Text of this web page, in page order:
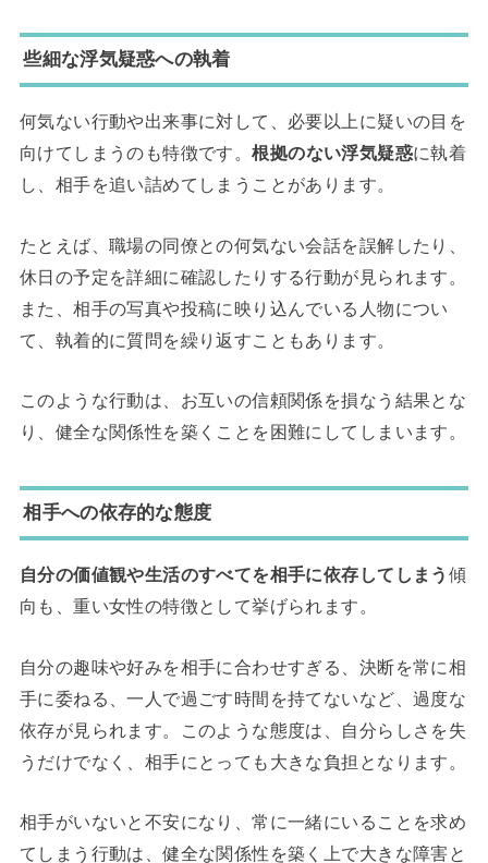
些細な浮気疑惑への執着
何気ない行動や出来事に対して、必要以上に疑いの目を
向けてしまうのも特徴です。根拠のない浮気疑惑に執着
し、相手を追い詰めてしまうことがあります。
たとえば、職場の同僚との何気ない会話を誤解したり、
休日の予定を詳細に確認したりする行動が見られます。
また、相手の写真や投稿に映り込んでいる人物につい
て、執着的に質問を繰り返すこともあります。
このような行動は、お互いの信頼関係を損なう結果とな
り、健全な関係性を築くことを困難にしてしまいます。
相手への依存的な態度
自分の価値観や生活のすべてを相手に依存してしまう 傾
向も、重い女性の特徴として挙げられます。
自分の趣味や好みを相手に合わせすぎる、決断を常に相
手に委ねる、一人で過ごす時間を持てないなど、過度な
依存が見られます。このような態度は、自分らしさを失
うだけでなく、相手にとっても大きな負担となります。
相手がいないと不安になり、常に一緒にいることを求め
てしまう行動は、健全な関係性を築く上で大きな障害と